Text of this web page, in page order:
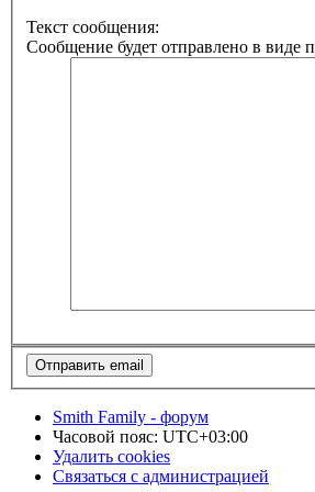
Текст сообщения:
Сообщение будет отправлено в виде
Smith Family - форум
Часовой пояс: UTC+03:00
Удалить cookies
Связаться с администрацией